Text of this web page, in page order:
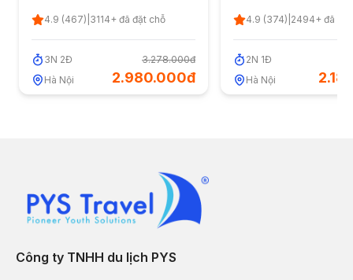
4.9 (467) 3114+ đã đặt chỗ
3N 2Đ
Hà Nội
3.278.000đ
2.980.000đ
4.9 (374) 2494+ đã
2N 1Đ
Hà Nội
Công ty TNHH du lịch PYS